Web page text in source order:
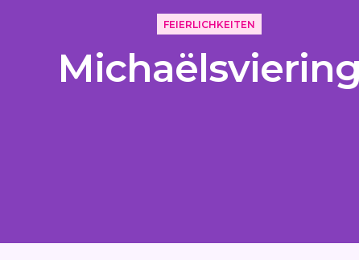
FEIERLICHKEITEN
Michaëlsviering